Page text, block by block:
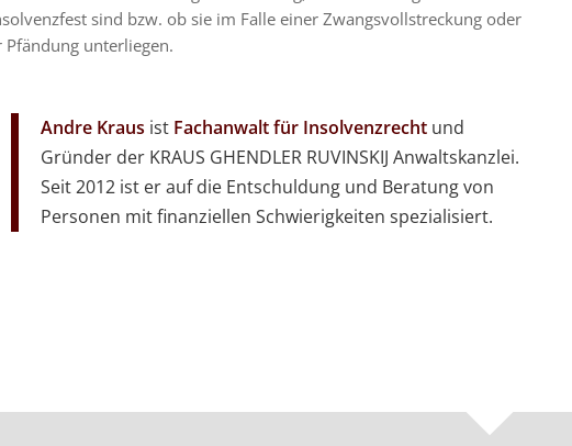
sind bzw. ob sie im Falle einer Zwangsvollstreckung oder
Pfändung unterliegen.
Andre Kraus ist Fachanwalt für Insolvenzrecht und
Gründer der KRAUS GHENDLER RUVINSKIJ Anwaltskanzlei.
Seit 2012 ist er auf die Entschuldung und Beratung von
Personen mit finanziellen Schwierigkeiten spezialisiert.